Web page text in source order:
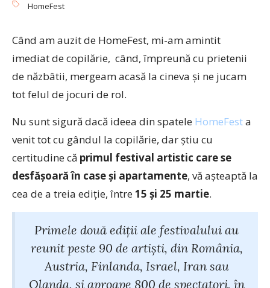
HomeFest
Când am auzit de HomeFest, mi-am amintit
imediat de copilărie, când, împreună cu prietenii
de năzbâtii, mergeam acasă la cineva și ne jucam
tot felul de jocuri de rol.
Nu sunt sigură dacă ideea din spatele HomeFesta
venit tot cu gândul la copilărie, dar știu cu
certitudine că primul festival artistic care se
desfășoară în case și apartamente, vă așteaptă la
cea de a treia ediție, între 15 și 25 martie.
Primele două ediții ale festivalului au
reunit peste 90 de artiști, din România,
Austria, Finlanda, Israel, Iran sau
Olanda, și aproape 800 de spectatori, în